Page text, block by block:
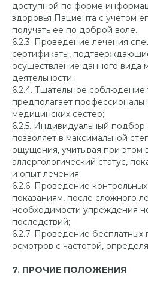
доступной по форме
здоровья Пациента с учетом
получать ее по доброй воле.
6.2.3. Проведение лечения
сертификаты,
осуществление данного вида
деятельности;
6.2.4. Тщательное соблюдение
предполагает
медицинских сестер;
6.2.5. Индивидуальный подбор
позволяет в максимальной
ощущения, учитывая при этом
аллергологический статус,
и опыт лечения;
6.2.6. Проведение
показаниям, после сложного
необходимости упреждения
последствий;
6.2.7. Проведение бесплатных
осмотров с частотой,
7. ПРОЧИЕ ПОЛОЖЕНИЯ
УСЛУГИ СТОМАТОЛОГИИ
Вылечить зуб
Консультация
стоматолога
Отбелить зуб
Исправить прикус
Установить имплант
Удалить зуб
О нас
Услуги стоматологии
Врачи-стоматологи
Цены
Акции
Контакты
Поставить
Вопрос-
Карта сайта
Терапия
Ортопедия
Ортодонтия
Хирургия
Эстетическая